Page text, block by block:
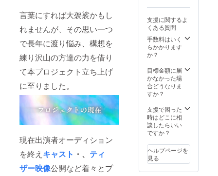
言葉にすれば大袈裟かもし
れませんが、その思い一つ
で長年に渡り悩み、構想を
練り沢山の方達の力を借り
て本プロジェクト立ち上げ
に至りました。
現在出演者オーディション
を終え キャスト ・、 ティ
ザー映像公開など着々とプ
支援に関するよ
くある質問
手数料はいく
らかかります
か？
目標金額に届
かなかった場
合どうなりま
すか？
支援で困った
時はどこに相
談したらいい
ですか？
ヘルプページを
見る